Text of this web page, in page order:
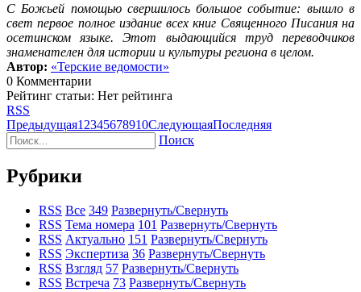
С Божьей помощью свершилось большое событие: вышло в
свет первое полное издание всех книг Священного Писания на
осетинском языке. Этот выдающийся труд переводчиков
знаменателен для истории и культуры региона в целом.
Автор: «Терские ведомости»
0 Комментарии
Рейтинг статьи: Нет рейтинга
RSS
Предыдущая1 2345678910СледующаяПоследняя
Поиск
Рубрики
RSS Все 349 Развернуть/Свернуть
RSS Тема номера 101 Развернуть/Свернуть
RSS Актуально 151 Развернуть/Свернуть
RSS Экспертиза 36 Развернуть/Свернуть
RSS Взгляд 57 Развернуть/Свернуть
RSS Встреча 73 Развернуть/Свернуть